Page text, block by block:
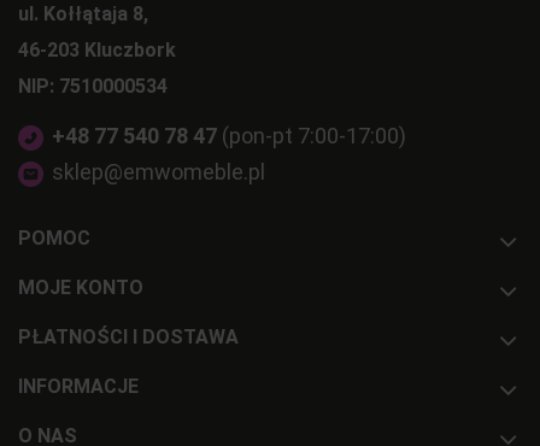
ul. Kołłątaja 8,
46-203 Kluczbork
NIP: 7510000534
+48 77 540 78 47 (pon-pt 7:00-17:00)
sklep@emwomeble.pl
POMOC
MOJE KONTO
PŁATNOŚCI I DOSTAWA
INFORMACJE
O NAS